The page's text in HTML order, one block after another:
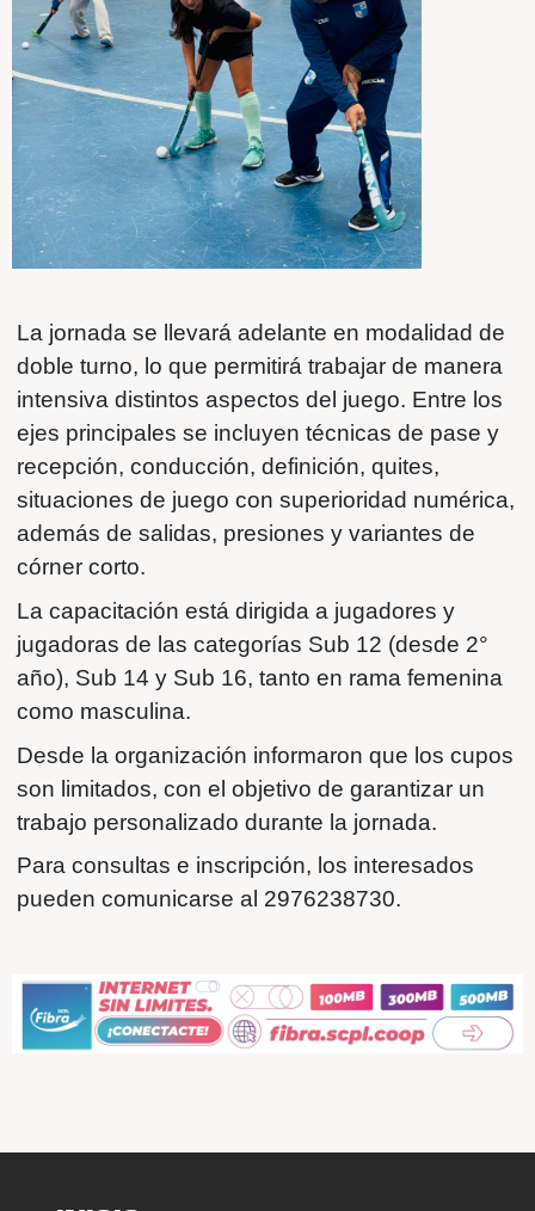
Saade cuenta con una destacada
el hockey pista, formando parte del
técnico de la Selección Argentina y
en competencias de primer nivel como
Mundiales de Sudáfrica 2023 y Croacia
además de torneos Panamericanos.
La jornada se llevará adelante en
intensiva distintos aspectos del juego.
ejes principales se incluyen técnicas